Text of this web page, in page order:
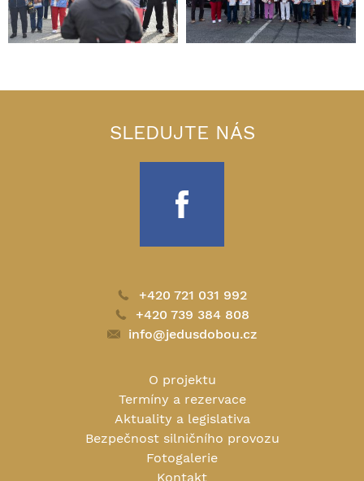
SLEDUJTE NÁS
+420 721 031 992
+420 739 384 808
info@jedusdobou.cz
O projektu
Termíny a rezervace
Aktuality a legislativa
Bezpečnost silničního provozu
Fotogalerie
Kontakt